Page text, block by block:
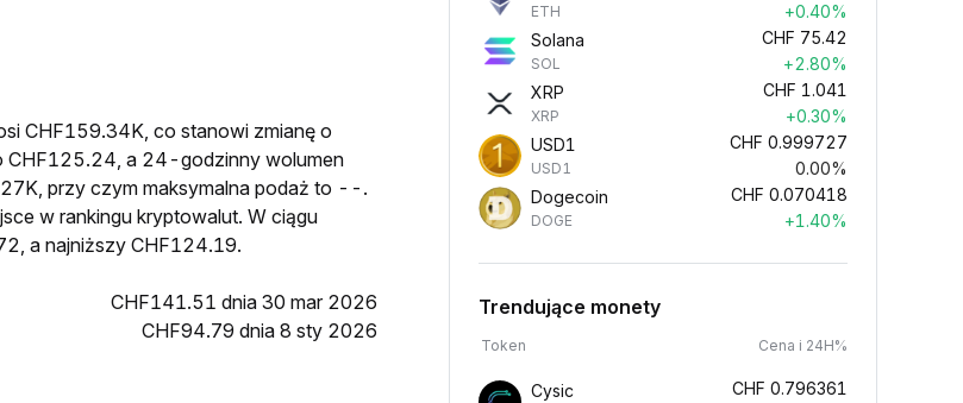
CHF159.34K, co stanowi zmianę o
CHF125.24, a 24-godzinny wolumen
przy czym maksymalna podaż to --.
w rankingu kryptowalut. W ciągu
a najniższy CHF124.19.
CHF141.51 dnia 30 mar 2026
CHF94.79 dnia 8 sty 2026
ETH
+0.40%
Solana
SOL
CHF 75.42
+2.80%
XRP
XRP
CHF 1.041
+0.30%
USD1
USD1
CHF 0.999727
0.00%
Dogecoin
DOGE
CHF 0.070418
+1.40%
Trendujące monety
Token Cena i 24H%
Cysic CHF 0.796361